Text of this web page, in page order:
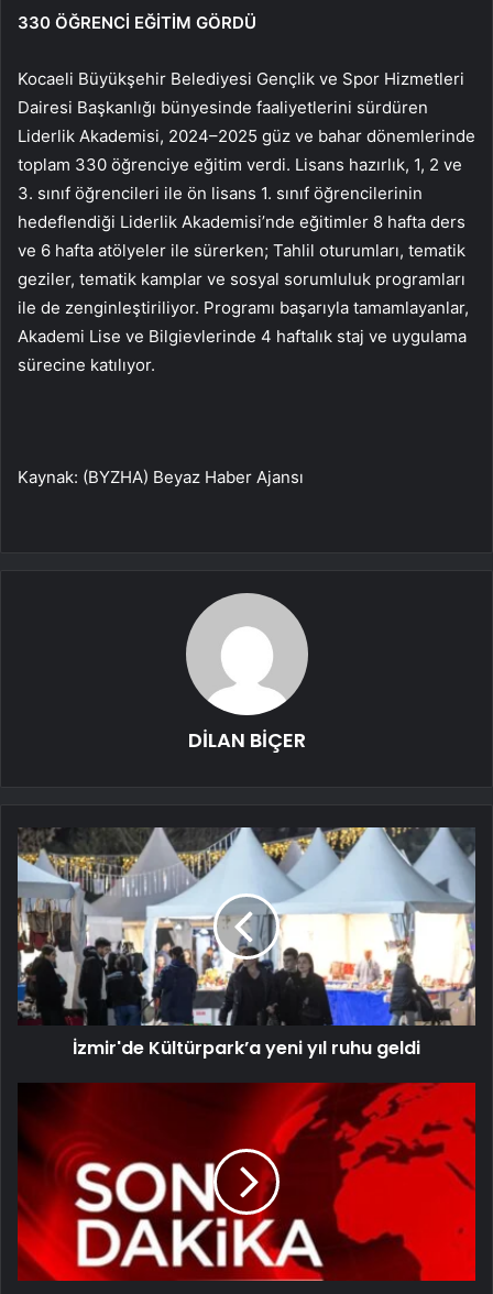
330 ÖĞRENCİ EĞİTİM GÖRDÜ
Kocaeli Büyükşehir Belediyesi Gençlik ve Spor Hizmetleri
Dairesi Başkanlığı bünyesinde faaliyetlerini sürdüren
Liderlik Akademisi, 2024–2025 güz ve bahar dönemlerinde
toplam 330 öğrenciye eğitim verdi. Lisans hazırlık, 1, 2 ve
3. sınıf öğrencileri ile ön lisans 1. sınıf öğrencilerinin
hedeflendiği Liderlik Akademisi’nde eğitimler 8 hafta ders
ve 6 hafta atölyeler ile sürerken; Tahlil oturumları, tematik
geziler, tematik kamplar ve sosyal sorumluluk programları
ile de zenginleştiriliyor. Programı başarıyla tamamlayanlar,
Akademi Lise ve Bilgievlerinde 4 haftalık staj ve uygulama
sürecine katılıyor.
Kaynak: (BYZHA) Beyaz Haber Ajansı
DİLAN BİÇER
İzmir'de Kültürpark’a yeni yıl ruhu geldi